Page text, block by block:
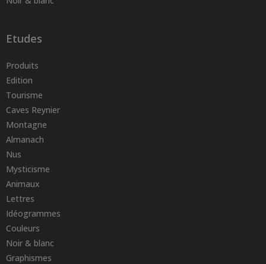
Etudes
Produits
Edition
Tourisme
Caves Reynier
Montagne
Almanach
Nus
Mysticisme
Animaux
Lettres
Idéogrammes
Couleurs
Noir & blanc
Graphismes